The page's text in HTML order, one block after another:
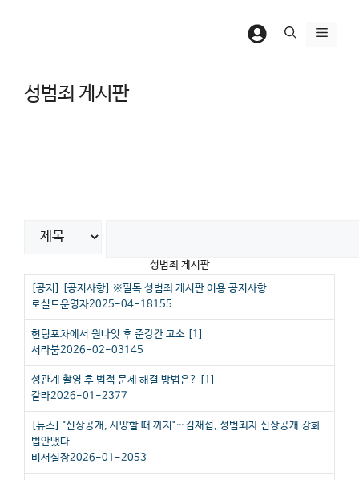
메
성범죄 게시판
성범죄 게시판
[공지]
[공지사항] ※필독 성범죄 게시판 이용 공지사항
로실드운영자2025-04-18155
헌팅포차에서 원나잇 후 준강간 고소 [1 ]
서라붐2026-02-03145
성관계 촬영 후 법적 문제 해결 방법은? [1 ]
칼라2026-01-2377
[뉴스] "신상공개, 사망할 때 까지"…김재섭, 성범죄자 신상공개 강화
법안냈다
비서실장2026-01-2053